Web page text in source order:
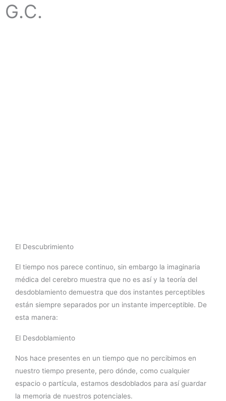
G.C.
El Descubrimiento
El tiempo nos parece continuo, sin embargo la imaginaria
médica del cerebro muestra que no es así y la teoría del
desdoblamiento demuestra que dos instantes perceptibles
están siempre separados por un instante imperceptible. De
esta manera:
El Desdoblamiento
Nos hace presentes en un tiempo que no percibimos en
nuestro tiempo presente, pero dónde, como cualquier
espacio o partícula, estamos desdoblados para así guardar
la memoria de nuestros potenciales.